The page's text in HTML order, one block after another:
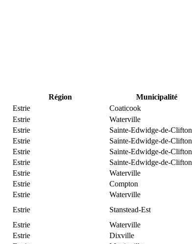
Région Municipalité
Estrie
Coaticook
Estrie
Waterville
Estrie
Sainte-Edwidge-de-Clifton
Estrie
Sainte-Edwidge-de-Clifton
Estrie
Sainte-Edwidge-de-Clifton
Estrie
Sainte-Edwidge-de-Clifton
Estrie
Waterville
Estrie
Compton
Estrie
Waterville
Estrie
Stanstead-Est
Estrie
Waterville
Estrie
Dixville